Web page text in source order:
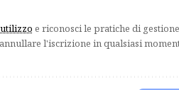
e riconosci le pratiche di
l'iscrizione in qualsiasi